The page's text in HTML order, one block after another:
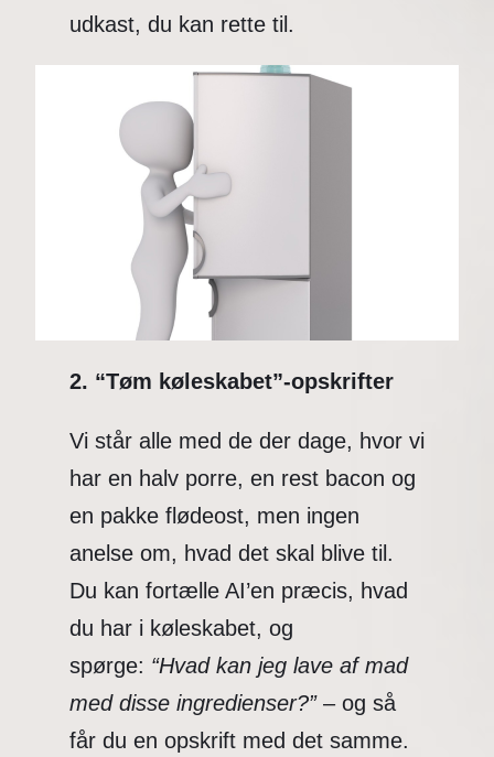
udkast, du kan rette til.
2. “Tøm køleskabet”-opskrifter
Vi står alle med de der dage, hvor vi
har en halv porre, en rest bacon og
en pakke flødeost, men ingen
anelse om, hvad det skal blive til.
Du kan fortælle AI’en præcis, hvad
du har i køleskabet, og
spørge: “Hvad kan jeg lave af mad
med disse ingredienser?”– og så
får du en opskrift med det samme.